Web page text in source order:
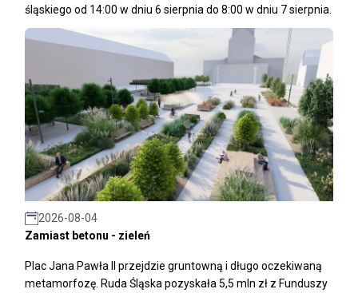
śląskiego od 14:00 w dniu 6 sierpnia do 8:00 w dniu 7 sierpnia.
2026-08-04
Zamiast betonu - zieleń
Plac Jana Pawła II przejdzie gruntowną i długo oczekiwaną
metamorfozę. Ruda Śląska pozyskała 5,5 mln zł z Funduszy